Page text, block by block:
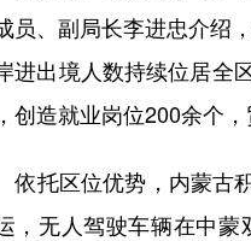
员、副局长李进忠介绍
进出境人数持续位居全
创造就业岗位200余个
托区位优势，内蒙古积
，无人驾驶车辆在中蒙